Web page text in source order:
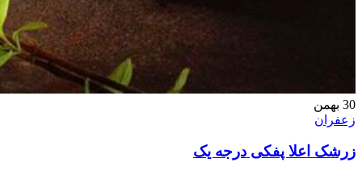
30 بهمن
زعفران
زرشک اعلا پفکی درجه یک